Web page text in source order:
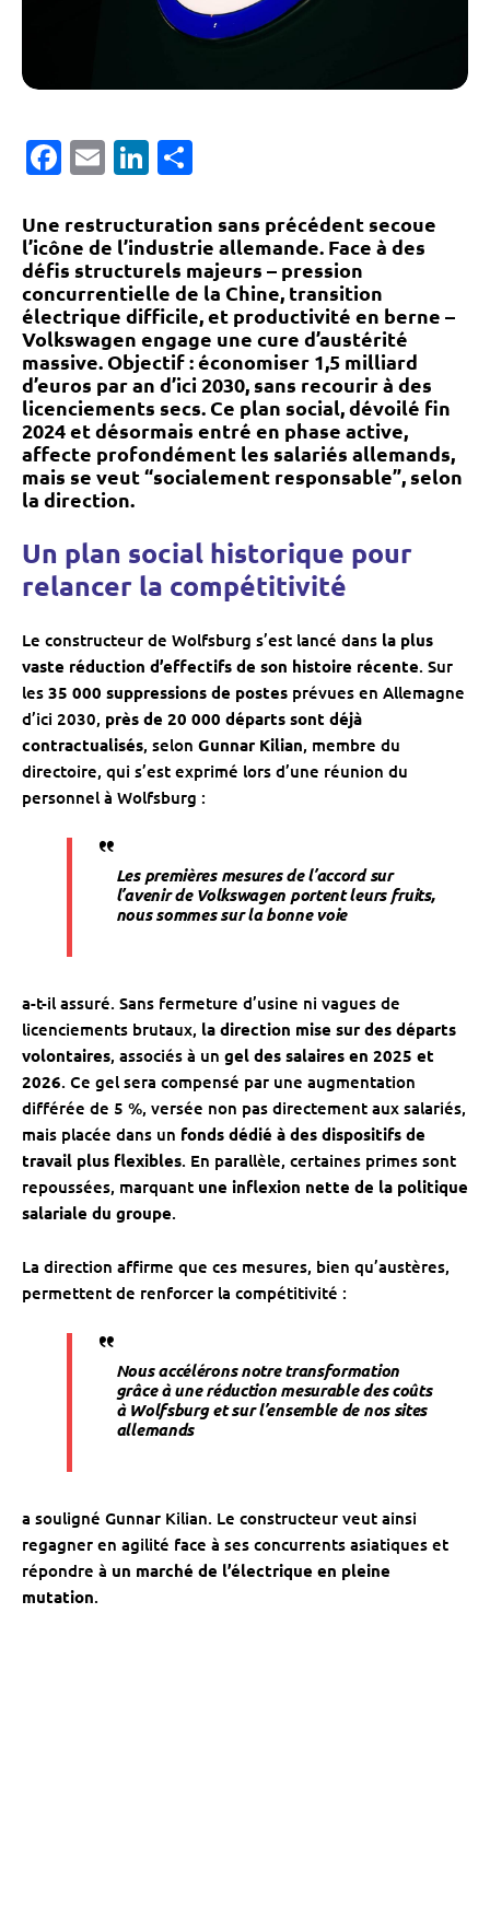
Facebook
EmailLinkedIn
Une restructuration sans précédent secoue
l’icône de l’industrie allemande. Face à des
défis structurels majeurs – pression
concurrentielle de la Chine, transition
électrique difficile, et productivité en berne –
Volkswagen engage une cure d’austérité
massive. Objectif : économiser 1,5 milliard
d’euros par an d’ici 2030, sans recourir à des
licenciements secs. Ce plan social, dévoilé fin
2024 et désormais entré en phase active,
affecte profondément les salariés allemands,
mais se veut “socialement responsable”, selon
la direction.
Un plan social historique pour
relancer la compétitivité
Le constructeur de Wolfsburg s’est lancé dans la plus
vaste réduction d’effectifs de son histoire récente. Sur
les 35 000 suppressions de postes prévues en Allemagne
d’ici 2030, près de 20 000 départs sont déjà
contractualisés, selon Gunnar Kilian, membre du
directoire, qui s’est exprimé lors d’une réunion du
personnel à Wolfsburg :
Les premières mesures de l’accord sur
l’avenir de Volkswagen portent leurs fruits,
nous sommes sur la bonne voie
a-t-il assuré. Sans fermeture d’usine ni vagues de
licenciements brutaux, la direction mise sur des départs
volontaires, associés à un gel des salaires en 2025 et
2026. Ce gel sera compensé par une augmentation
différée de 5 %, versée non pas directement aux salariés,
mais placée dans un fonds dédié à des dispositifs de
travail plus flexibles. En parallèle, certaines primes sont
repoussées, marquant une inflexion nette de la politique
salariale du groupe.
La direction affirme que ces mesures, bien qu’austères,
permettent de renforcer la compétitivité :
Nous accélérons notre transformation
grâce à une réduction mesurable des coûts
à Wolfsburg et sur l’ensemble de nos sites
allemands
a souligné Gunnar Kilian. Le constructeur veut ainsi
regagner en agilité face à ses concurrents asiatiques et
répondre à un marché de l’électrique en pleine
mutation.